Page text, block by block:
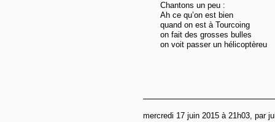
Chantons un peu :
Ah ce qu’on est bien
quand on est à Tourcoing
on fait des grosses bulles
on voit passer un hélicoptèreu
mercredi 17 juin 2015 à 21h03, par